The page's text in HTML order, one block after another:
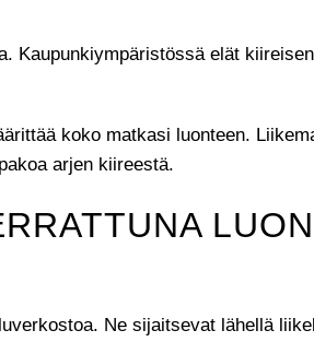
Kaupunkiympäristössä elät
koko matkasi luonteen.
arjen kiireestä.
Ne sijaitsevat lähellä